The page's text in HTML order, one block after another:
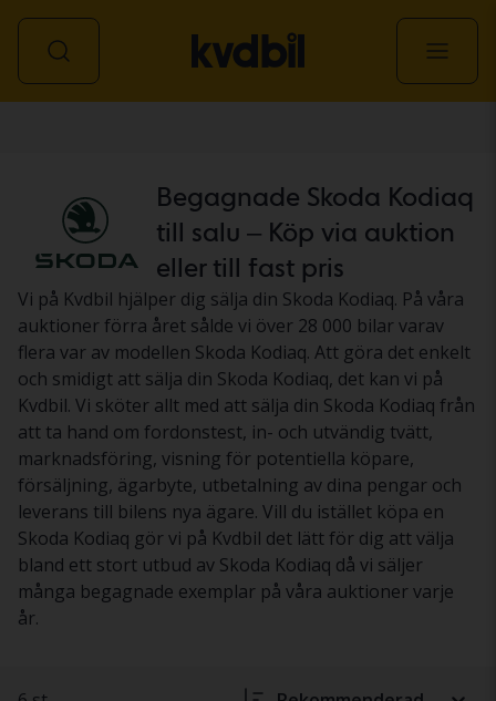
Begagnade Skoda Kodiaq
till salu – Köp via auktion
eller till fast pris
Vi på Kvdbil hjälper dig sälja din Skoda Kodiaq. På våra
auktioner förra året sålde vi över 28 000 bilar varav
flera var av modellen Skoda Kodiaq. Att göra det enkelt
och smidigt att sälja din Skoda Kodiaq, det kan vi på
Kvdbil. Vi sköter allt med att sälja din Skoda Kodiaq från
att ta hand om fordonstest, in- och utvändig tvätt,
marknadsföring, visning för potentiella köpare,
försäljning, ägarbyte, utbetalning av dina pengar och
leverans till bilens nya ägare. Vill du istället köpa en
Skoda Kodiaq gör vi på Kvdbil det lätt för dig att välja
bland ett stort utbud av Skoda Kodiaq då vi säljer
många begagnade exemplar på våra auktioner varje
år.